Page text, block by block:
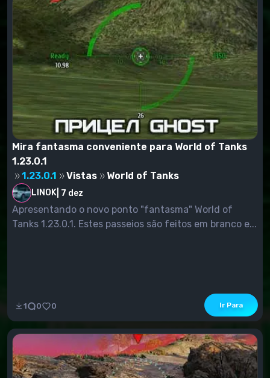
Mira fantasma conveniente para World of Tanks
1.23.0.1
1.23.0.1
Vistas World of Tanks
LINOK 7 dez
Apresentando o novo ponto "fantasma" World of
Tanks 1.23.0.1. Estes passeios são feitos em branco e...
1 0 0 Ir Para